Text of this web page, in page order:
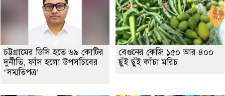
চট্টগ্রামের ডিসি হতে ৬৯ কোটির
দুর্নীতি, ফাঁস হলো উপসচিবের
‘সম্মতিপত্র’
বেগুনের কেজি ১৫০ আর ৪০০
ছুঁই ছুঁই কাঁচা মরিচ